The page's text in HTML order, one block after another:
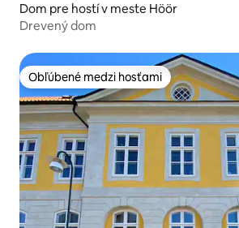
Dom pre hostí v meste Höör
Drevený dom
Obľúbené medzi hosťami
Obľúbené medzi hosťami